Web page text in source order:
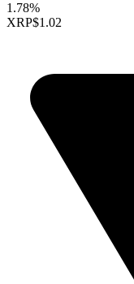
1.78%
XRP$1.02